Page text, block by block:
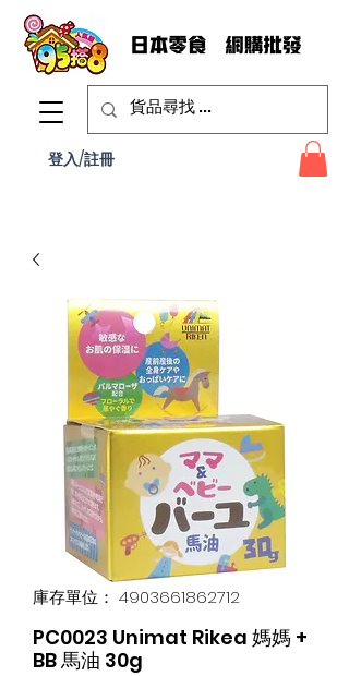
登入/註冊
庫存單位： 4903661862712
PC0023 Unimat Rikea 媽媽 +
BB 馬油 30g